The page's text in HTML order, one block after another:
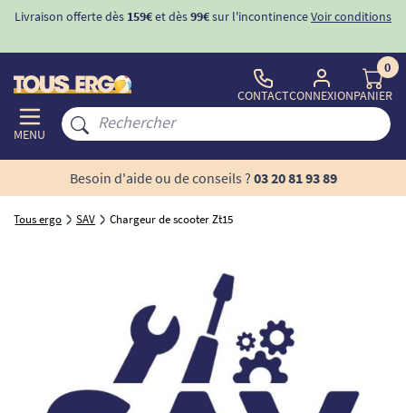
Livraison offerte dès 159€et dès99€sur l'incontinenceVoir conditions
MENU
CONTACTCONNEXION
0
PANIER
Besoin d'aide ou de conseils ? 03 20 81 93 89
Tous ergo SAV Chargeur de scooter Zt15